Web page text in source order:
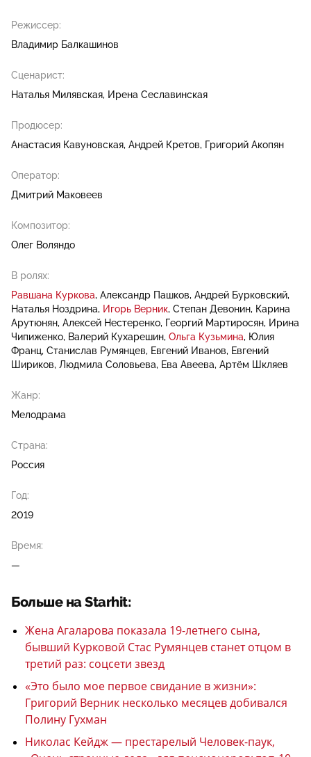
Режиссер:
Владимир Балкашинов
Сценарист:
Наталья Милявская Ирена Сеславинская
Продюсер:
Анастасия Кавуновская Андрей Кретов Григорий Акопян
Оператор:
Дмитрий Маковеев
Композитор:
Олег Воляндо
В ролях:
Равшана Куркова Александр Пашков Андрей Бурковский
Наталья Ноздрина Игорь Верник Степан Девонин Карина
Арутюнян Алексей Нестеренко Георгий Мартиросян Ирина
Чипиженко Валерий Кухарешин Ольга Кузьмина Юлия
Франц Cтанислав Румянцев Евгений Иванов
Евгений
Шириков Людмила Соловьева Ева Авеева Артём Шкляев
Жанр:
Мелодрама
Страна:
Россия
Год:
2019
Время:
—
Больше на Starhit:
Жена Агаларова показала 19-летнего сына,
бывший Курковой Стас Румянцев станет отцом в
третий раз: соцсети звезд
«Это было мое первое свидание в жизни»:
Григорий Верник несколько месяцев добивался
Полину Гухман
Николас Кейдж — престарелый Человек-паук,